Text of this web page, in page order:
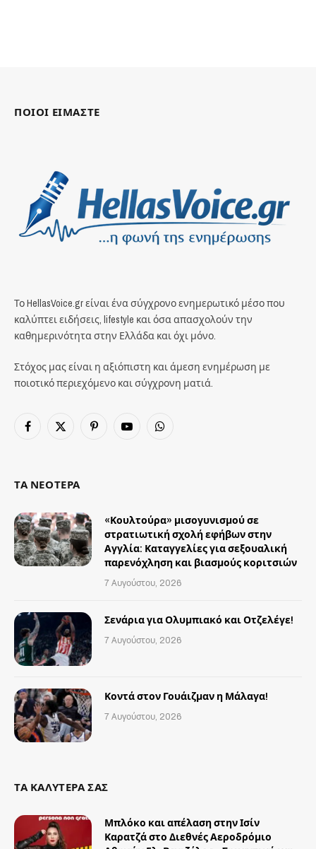
ΠΟΙΟΙ ΕΙΜΑΣΤΕ
Το HellasVoice.gr είναι ένα σύγχρονο ενημερωτικό μέσο που
καλύπτει ειδήσεις, lifestyle και όσα απασχολούν την
καθημερινότητα στην Ελλάδα και όχι μόνο.
Στόχος μας είναι η αξιόπιστη και άμεση ενημέρωση με
ποιοτικό περιεχόμενο και σύγχρονη ματιά.
Facebook
X
PinterestYouTubeWhatsApp
ΤΑ ΝΕΟΤΕΡΑ
«Κουλτούρα» μισογυνισμού σε
στρατιωτική σχολή εφήβων στην
Αγγλία: Καταγγελίες για σεξουαλική
παρενόχληση και βιασμούς κοριτσιών
7 Αυγούστου, 2026
Σενάρια για Ολυμπιακό και Οτζελέγε!
7 Αυγούστου, 2026
Κοντά στον Γουάιζμαν η Μάλαγα!
7 Αυγούστου, 2026
ΤΑ ΚΑΛΥΤΕΡΑ ΣΑΣ
Μπλόκο και απέλαση στην Ισίν
Καρατζά στο Διεθνές Αεροδρόμιο